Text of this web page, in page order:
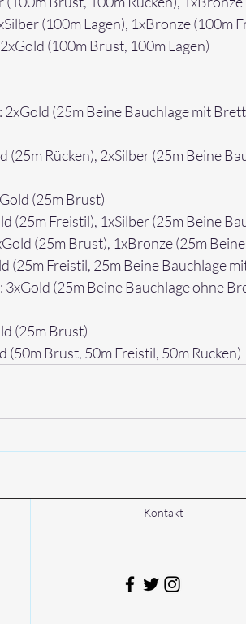
(100m Lagen), 1xBronze (100m
(100m Brust, 100m Lagen)
2xGold (25m Beine Bauchlage mit
(25m Rücken), 2xSilber (25m Beine
(25m Brust)
(25m Freistil), 1xSilber (25m Beine
(25m Brust), 1xBronze (25m
(25m Freistil, 25m Beine Bauchlage
3xGold (25m Beine Bauchlage ohne
(25m Brust)
(50m Brust, 50m Freistil, 50m Rücken)
Kontakt